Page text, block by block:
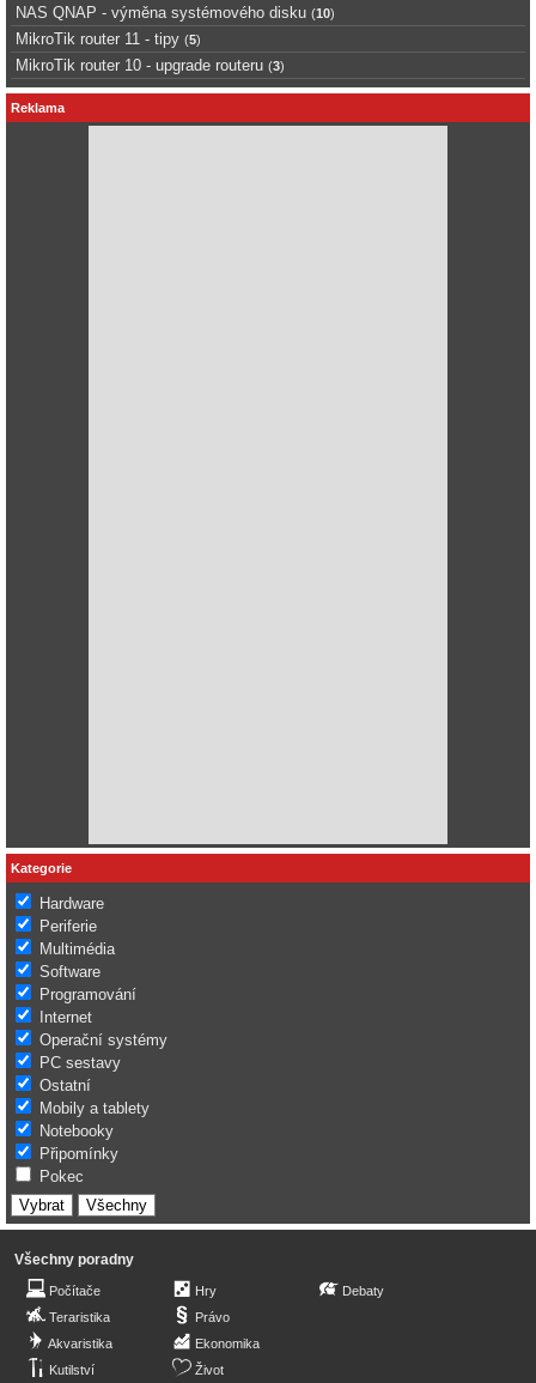
NAS QNAP - výměna systémového disku (10)
MikroTik router 11 - tipy (5)
MikroTik router 10 - upgrade routeru (3)
Reklama
Kategorie
Hardware
Periferie
Multimédia
Software
Programování
Internet
Operační systémy
PC sestavy
Ostatní
Mobily a tablety
Notebooky
Připomínky
Pokec
Všechny poradny
Počítače
Teraristika
Akvaristika
Kutilství
Hry
Právo
Ekonomika
Život
Debaty